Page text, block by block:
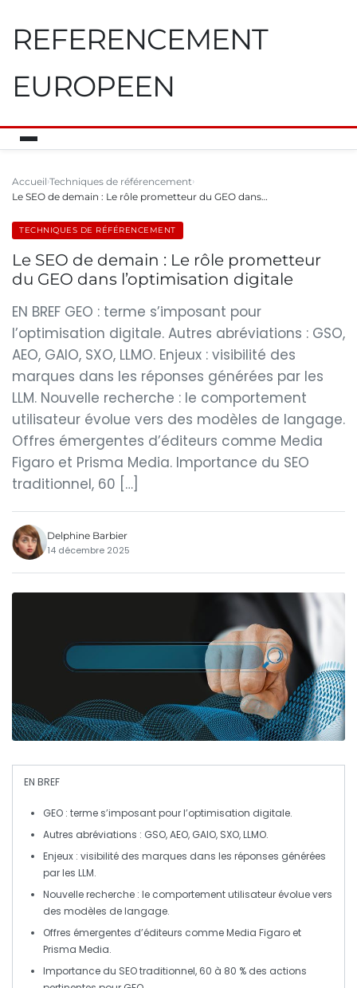
REFERENCEMENT
EUROPEEN
Accueil Techniques de référencement
Le SEO de demain : Le rôle prometteur du GEO dans…
TECHNIQUES DE RÉFÉRENCEMENT
Le SEO de demain : Le rôle prometteur
du GEO dans l’optimisation digitale
EN BREF GEO : terme s’imposant pour
l’optimisation digitale. Autres abréviations : GSO,
AEO, GAIO, SXO, LLMO. Enjeux : visibilité des
marques dans les réponses générées par les
LLM. Nouvelle recherche : le comportement
utilisateur évolue vers des modèles de langage.
Offres émergentes d’éditeurs comme Media
Figaro et Prisma Media. Importance du SEO
traditionnel, 60 […]
Delphine Barbier
14 décembre 2025
EN BREF
GEO : terme s’imposant pourl’optimisation digitale.
Autres abréviations : GSO,AEO, GAIO, SXO,LLMO.
Enjeux : visibilité des marques dans les réponses générées
par les LLM.
Nouvelle recherche : le comportement utilisateur évolue vers
des modèles de langage.
Offres émergentes d’éditeurs commeMedia Figaro et
Prisma Media.
Importance du SEOtraditionnel, 60 à 80 % des actions